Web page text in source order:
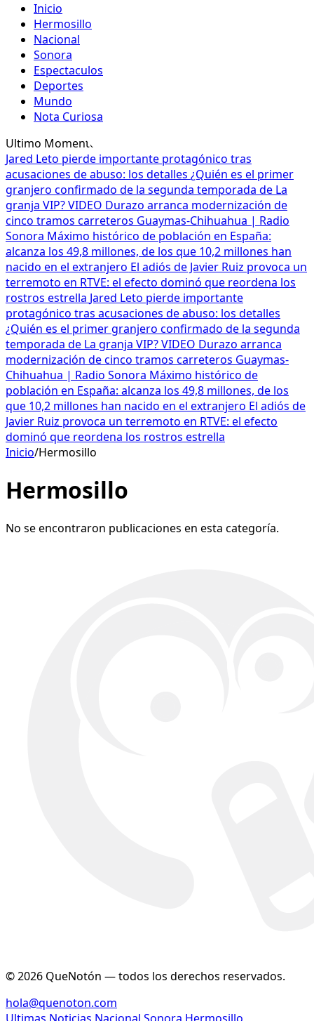
Inicio
Hermosillo
Nacional
Sonora
Espectaculos
Deportes
Mundo
Nota Curiosa
Ultimo Momento
Jared Leto pierde importante protagónico tras
acusaciones de abuso: los detalles ¿Quién es el primer
granjero confirmado de la segunda temporada de La
granja VIP? VIDEO Durazo arranca modernización de
cinco tramos carreteros Guaymas-Chihuahua | Radio
Sonora Máximo histórico de población en España:
alcanza los 49,8 millones, de los que 10,2 millones han
nacido en el extranjero El adiós de Javier Ruiz provoca un
terremoto en RTVE: el efecto dominó que reordena los
rostros estrella Jared Leto pierde importante
protagónico tras acusaciones de abuso: los detalles
¿Quién es el primer granjero confirmado de la segunda
temporada de La granja VIP? VIDEO Durazo arranca
modernización de cinco tramos carreteros Guaymas-
Chihuahua | Radio Sonora Máximo histórico de
población en España: alcanza los 49,8 millones, de los
que 10,2 millones han nacido en el extranjero El adiós de
Javier Ruiz provoca un terremoto en RTVE: el efecto
dominó que reordena los rostros estrella
Inicio/Hermosillo
Hermosillo
No se encontraron publicaciones en esta categoría.
© 2026 QueNotón — todos los derechos reservados.
hola@quenoton.com